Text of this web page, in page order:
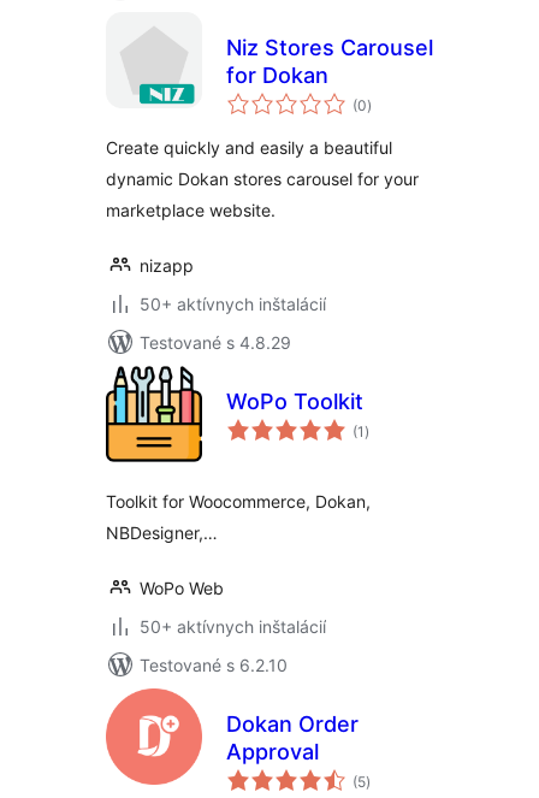
Niz Stores Carousel
for Dokan
(0celkové
hodnotenie
)
Create quickly and easily a beautiful
dynamic Dokan stores carousel for your
marketplace website.
nizapp
50+ aktívnych inštalácií
Testované s 4.8.29
WoPo Toolkit
(1 celkové
hodnotenie
)
Toolkit for Woocommerce, Dokan,
NBDesigner,…
WoPo Web
50+ aktívnych inštalácií
Testované s 6.2.10
Dokan Order
Approval
(5celkové
hodnotenie
)